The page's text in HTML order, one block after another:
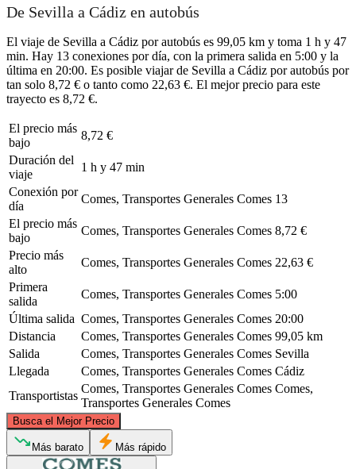
De Sevilla a Cádiz en autobús
El viaje de Sevilla a Cádiz por autobús es 99,05 km y toma 1 h y 47
min. Hay 13 conexiones por día, con la primera salida en 5:00 y la
última en 20:00. Es posible viajar de Sevilla a Cádiz por autobús por
tan solo 8,72 € o tanto como 22,63 €. El mejor precio para este
trayecto es 8,72 €.
El precio más
bajo
8,72 €
Duración del
viaje
1 h y 47 min
Conexión por
día
Comes, Transportes Generales Comes 13
El precio más
bajo
Comes, Transportes Generales Comes 8,72 €
Precio más
alto
Comes, Transportes Generales Comes 22,63 €
Primera
salida
Comes, Transportes Generales Comes 5:00
Última salida Comes, Transportes Generales Comes 20:00
Distancia
Comes, Transportes Generales Comes 99,05 km
Salida
Comes, Transportes Generales Comes Sevilla
Llegada
Comes, Transportes Generales Comes Cádiz
Transportistas
Comes, Transportes Generales Comes Comes,
Transportes Generales Comes
Busca el Mejor Precio
©CARTO, ©OpenStreetMap
Más barato Más rápido